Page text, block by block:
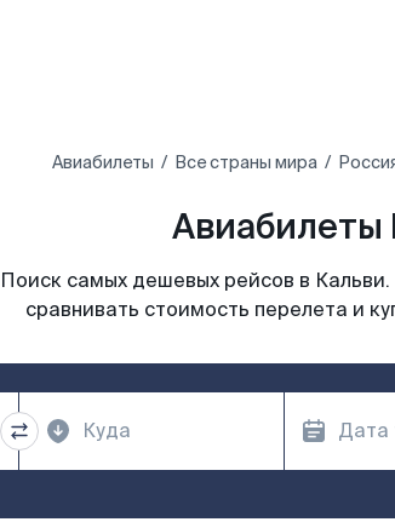
Авиабилеты Все страны мира
Авиабилеты
Поиск самых дешевых рейсов в
сравнивать стоимость перелета и